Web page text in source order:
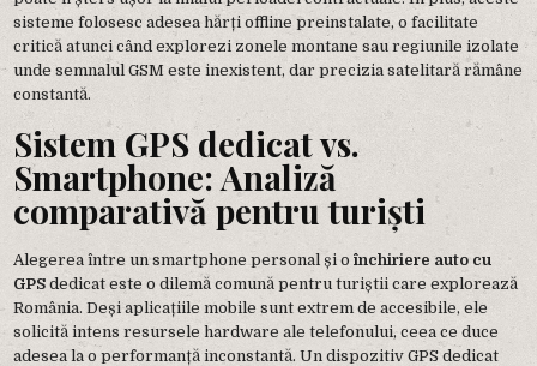
sisteme folosesc adesea hărți offline preinstalate, o facilitate
critică atunci când explorezi zonele montane sau regiunile izolate
unde semnalul GSM este inexistent, dar precizia satelitară rămâne
constantă.
Sistem GPS dedicat vs.
Smartphone: Analiză
comparativă pentru turiști
Alegerea între un smartphone personal și oînchiriere auto cu
GPS dedicat este o dilemă comună pentru turiștii care explorează
România. Deși aplicațiile mobile sunt extrem de accesibile, ele
solicită intens resursele hardware ale telefonului, ceea ce duce
adesea la o performanță inconstantă. Un dispozitiv GPS dedicat